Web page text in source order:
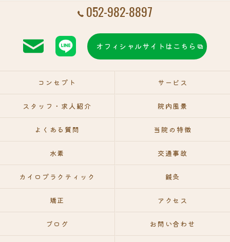
052-982-8897
オフィシャルサイトはこちら
コンセプト サービス
スタッフ・求人紹介 院内風景
よくある質問 当院の特徴
水素 交通事故
カイロプラクティック 鍼灸
矯正 アクセス
ブログ お問い合わせ